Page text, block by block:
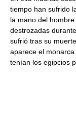
tiempo han sufrido
la mano del
destrozadas
sufrió tras su
aparece el
tenían los egipcios